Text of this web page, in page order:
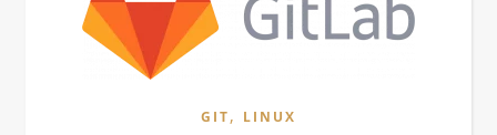
GIT, LINUX